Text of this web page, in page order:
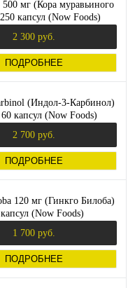
мг (Кора муравьиного
капсул (Now Foods)
2 300 руб.
ПОДРОБНЕЕ
(Индол-3-Карбинол)
капсул (Now Foods)
2 700 руб.
ПОДРОБНЕЕ
120 мг (Гинкго Билоба)
(Now Foods)
1 700 руб.
ПОДРОБНЕЕ